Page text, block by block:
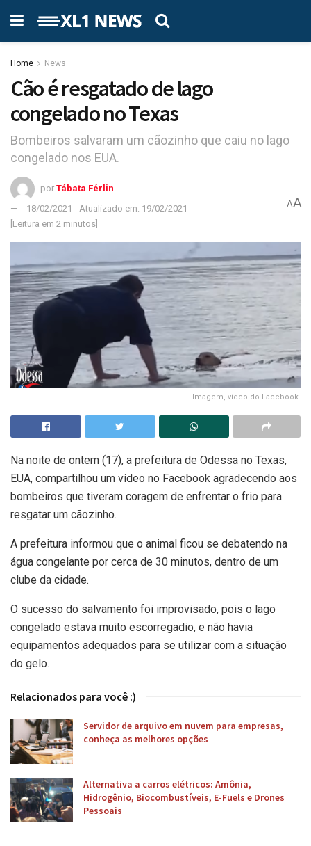
Home News
Cão é resgatado de lago
congelado no Texas
Bombeiros salvaram um cãozinho que caiu no lago
congelado nos EUA.
por Tábata Férlin
18/02/2021 - Atualizado em: 19/02/2021
[Leitura em 2 minutos]
AA
Imagem, vídeo do Facebook.
Na noite de ontem (17), a prefeitura de Odessa no Texas,
EUA, compartilhou um vídeo no Facebook agradecendo aos
bombeiros que tiveram coragem de enfrentar o frio para
resgatar um cãozinho.
A prefeitura informou que o animal ficou se debatendo na
água congelante por cerca de 30 minutos, dentro de um
clube da cidade.
O sucesso do salvamento foi improvisado, pois o lago
congelado estava muito escorregadio, e não havia
equipamentos adequados para se utilizar com a situação
do gelo.
Relacionados para você :)
Servidor de arquivo em nuvem para empresas,
conheça as melhores opções
Alternativa a carros elétricos: Amônia,
Hidrogênio, Biocombustíveis, E-Fuels e Drones
Pessoais